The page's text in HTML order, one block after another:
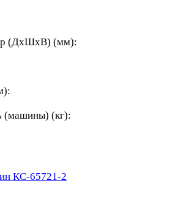
(ДхШхВ) (мм):
(машины) (кг):
КС-65721-2